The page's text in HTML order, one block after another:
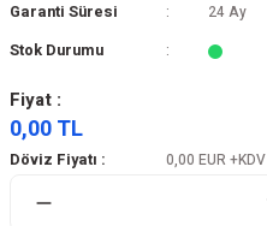
Garanti Süresi 24 Ay
Stok Durumu
Fiyat :
0,00 TL
Döviz Fiyatı : 0,00 EUR +KDV